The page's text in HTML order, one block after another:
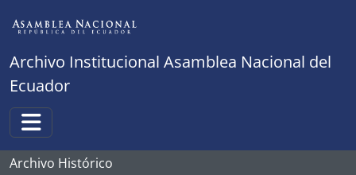
Archivo Institucional Asamblea Nacional del
Ecuador
Toggle navigation
Archivo Histórico